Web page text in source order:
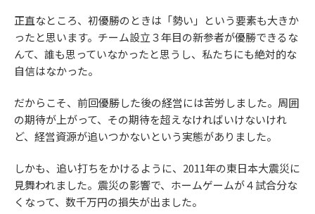
正直なところ、初優勝のときは「勢い」という要素も大きか
ったと思います。チーム設立３年目の新参者が優勝できるな
んて、誰も思っていなかったと思うし、私たちにも絶対的な
自信はなかった。
だからこそ、前回優勝した後の経営には苦労しました。周囲
の期待が上がって、その期待を超えなければいけないけれ
ど、経営資源が追いつかないという実態がありました。
しかも、追い打ちをかけるように、2011年の東日本大震災に
見舞われました。震災の影響で、ホームゲームが４試合分な
くなって、数千万円の損失が出ました。